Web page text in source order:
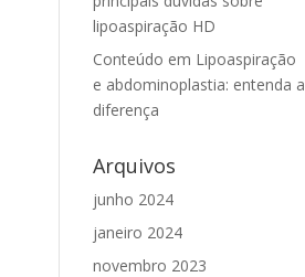
lipoaspiração HD
Conteúdo em Lipoaspiração
e abdominoplastia: entenda a
diferença
Arquivos
junho 2024
janeiro 2024
novembro 2023